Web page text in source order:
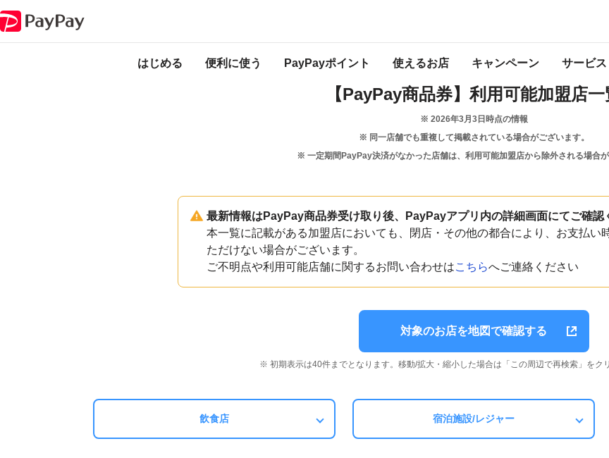
はじめる 便利に使う PayPayポイント 使えるお店 キャンペーン サービ
岐阜県 揖斐川町
【PayPay商品券】利用可能加盟店一
※ 2026年3月3日 時点の情報
※ 同一店舗でも重複して掲載されている場合がございます。
※ 一定期間PayPay決済がなかった店舗は、利用可能加盟店から除外される場合が
最新情報はPayPay商品券受け取り後、PayPayアプリ内の詳細画面にてご確認
本一覧に記載がある加盟店においても、閉店・その他の都合により、お支払い
ただけない場合がございます。
ご不明点や利用可能店舗に関するお問い合わせはこちらへご連絡ください
対象のお店を地図で確認する
※ 初期表示は40件までとなります。移動/拡大・縮小した場合は「この周辺で再検索」をク
飲食店 宿泊施設/レジャー